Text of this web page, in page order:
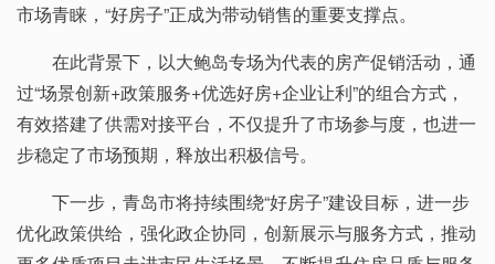
市场青睐，“好房子”正成为带动销售的重要支撑点。
在此背景下，以大鲍岛专场为代表的房产促销活动，通
过“场景创新+政策服务+优选好房+企业让利”的组合方式，
有效搭建了供需对接平台，不仅提升了市场参与度，也进一
步稳定了市场预期，释放出积极信号。
下一步，青岛市将持续围绕“好房子”建设目标，进一步
优化政策供给，强化政企协同，创新展示与服务方式，推动